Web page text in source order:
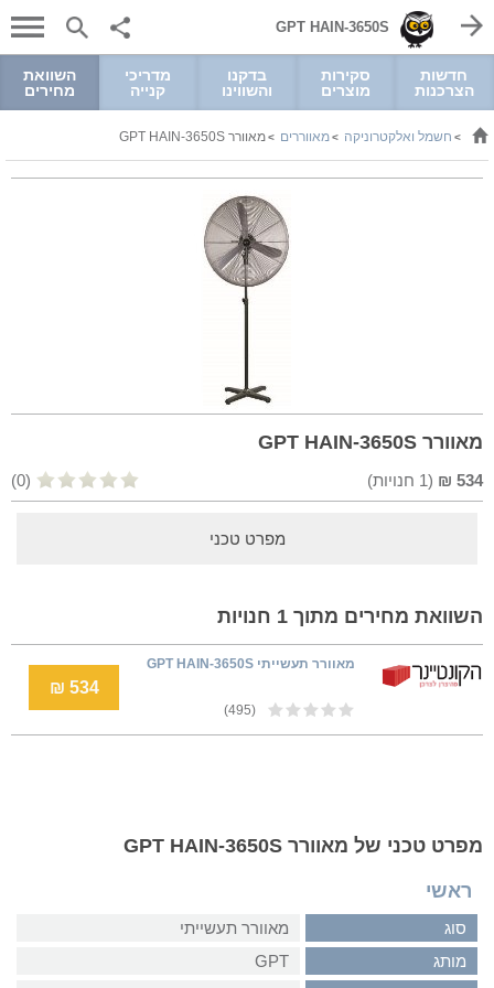
GPT HAIN-3650S
חדשות
הצרכנות
סקירות
מוצרים
בדקנו
והשווינו
מדריכי
קנייה
השוואת
מחירים
> חשמל ואלקטרוניקה >מאווררים >מאוורר GPT HAIN-3650S
מאוורר GPT HAIN-3650S
534
₪
(
1 חנויות) (0)
מפרט טכני
השוואת מחירים מתוך 1 חנויות
מאוורר תעשייתי GPT HAIN-3650S
(495)
534 ₪
מפרט טכני של מאוורר GPT HAIN-3650S
ראשי
סוג
מאוורר תעשייתי
מותג
GPT